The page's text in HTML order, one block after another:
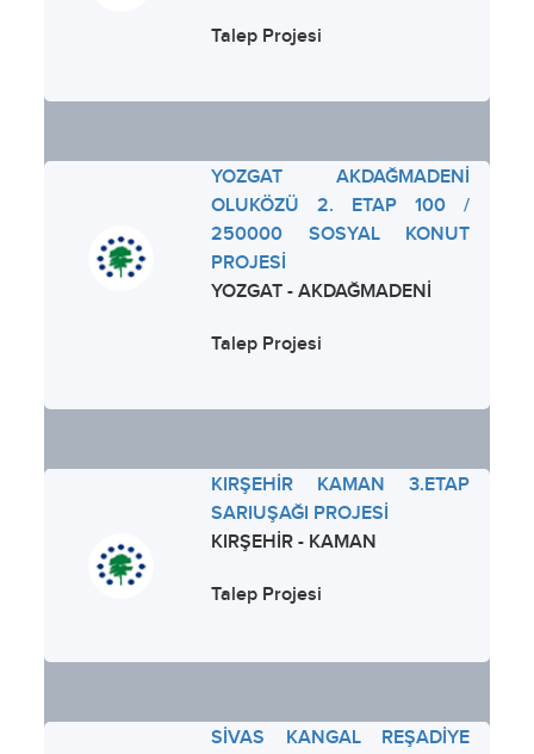
Talep Projesi
YOZGAT AKDAĞMADENİ
OLUKÖZÜ 2. ETAP 100 /
250000 SOSYAL KONUT
PROJESİ
YOZGAT - AKDAĞMADENİ
Talep Projesi
KIRŞEHİR KAMAN 3.ETAP
SARIUŞAĞI PROJESİ
KIRŞEHİR - KAMAN
Talep Projesi
SİVAS KANGAL REŞADİYE